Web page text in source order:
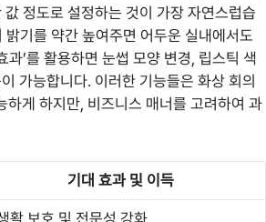
정도로 설정하는 것이 가장 자연스럽습
밝기를 약간 높여주면 어두운 실내에서도
’를 활용하면 눈썹 모양 변경, 립스틱 색
가능합니다. 이러한 기능들은 화상 회의
게 하지만, 비즈니스 매너를 고려하여 과
기대 효과 및 이득